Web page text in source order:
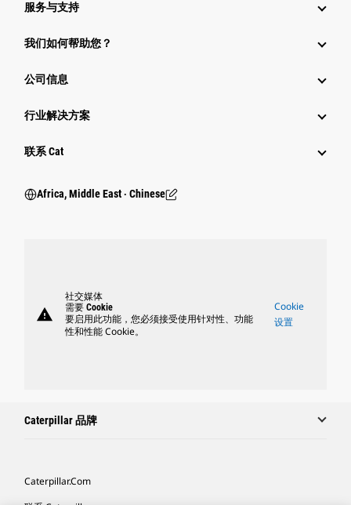
服务与支持
我们如何帮助您？
公司信息
行业解决方案
行业
联系 Cat
Africa, Middle East ‧ Chinese
warning
社交媒体
需要 Cookie
要启用此功能，您必须接受使用针对性、功能
性和性能 Cookie。
Cookie
设置
Caterpillar 品牌
Caterpillar.com